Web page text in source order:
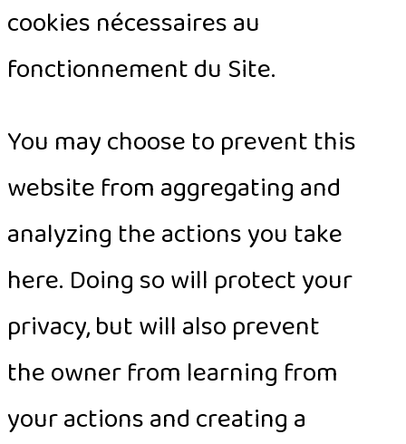
cookies nécessaires au
fonctionnement du Site.
You may choose to prevent this
website from aggregating and
analyzing the actions you take
here. Doing so will protect your
privacy, but will also prevent
the owner from learning from
your actions and creating a